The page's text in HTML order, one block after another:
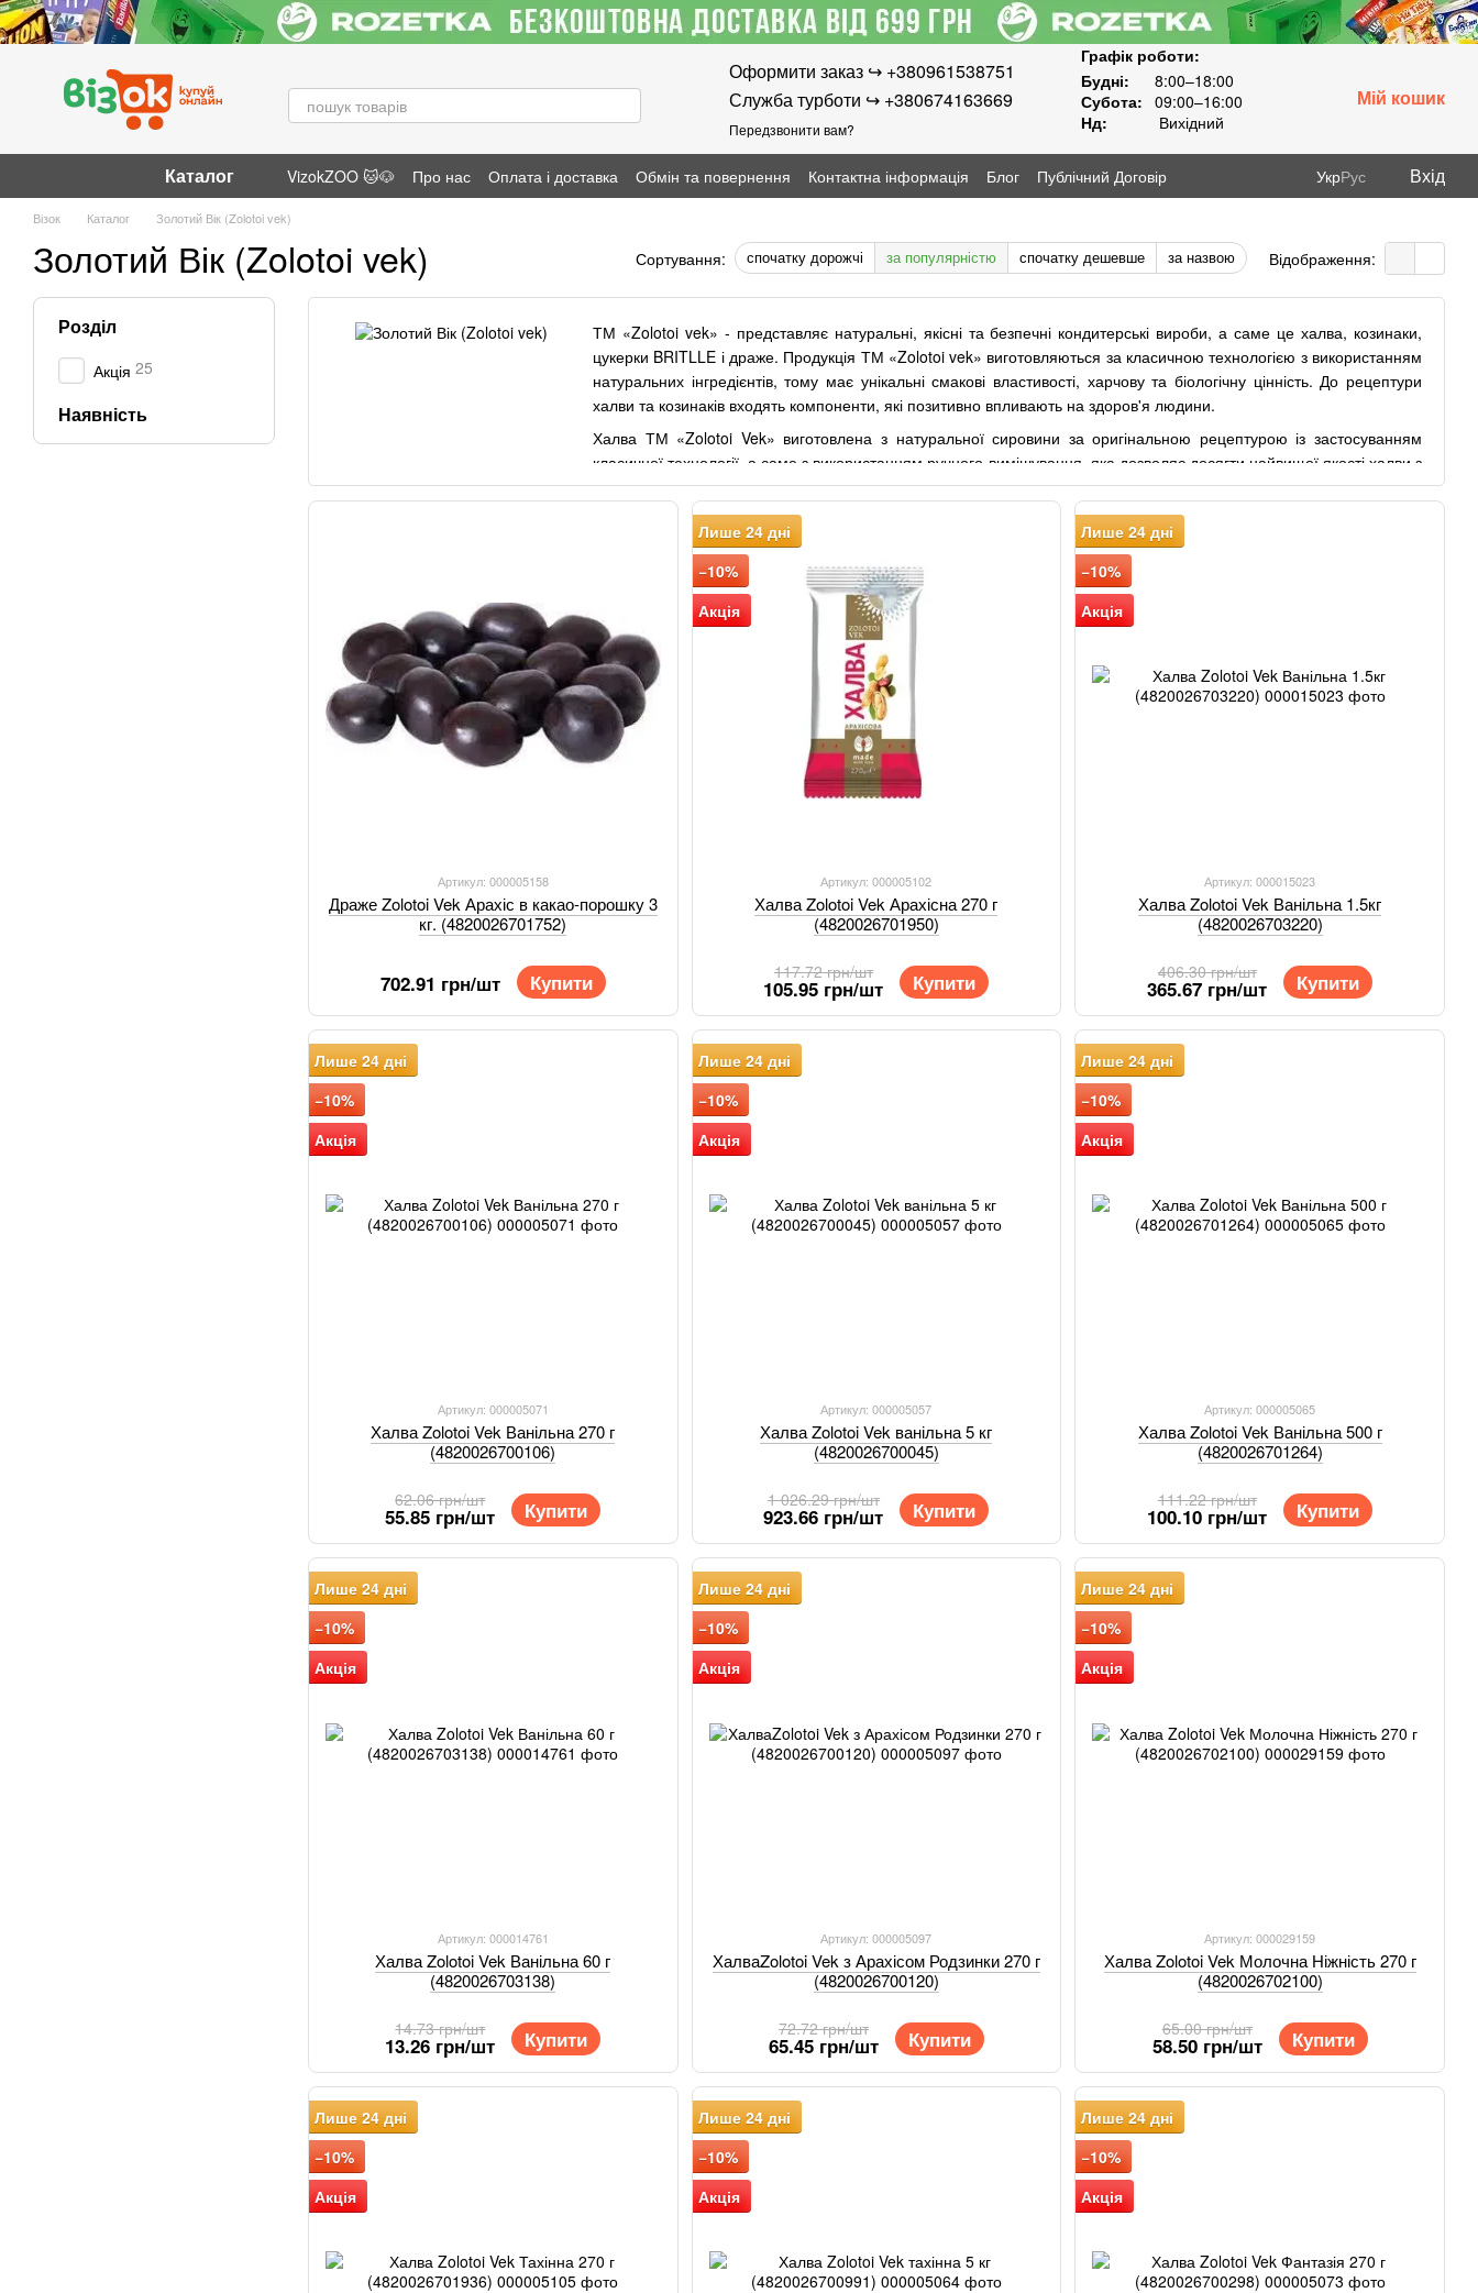
Перейти до основного контенту
Оформити заказ ↪︎ +380961538751
Служба турботи ↪︎ +380674163669
Передзвонити вам?
Графік роботи:
Будні:
8:00–18:00
Субота: 09:00–16:00
Нд:
Вихідний
Мій кошик
Каталог VizokZOO 🐱🐶 Про нас Оплата і доставка Обмін та повернення Контактна інформація Блог
Публічний Договір
Відгуки про магазин
УкрРус Вхід
Візок Каталог Золотий Вік (Zolotoi vek)
Золотий Вік (Zolotoi vek) Сортування: спочатку дорожчі за популярністю спочатку дешевше за назвою Відображення:
ТМ «Zolotoi vek» - представляє натуральні, якісні та безпечні кондитерські вироби, а саме це халва, козинаки,
цукерки BRITLLE і драже. Продукція ТМ «Zolotoi vek» виготовляються за класичною технологією з використанням
натуральних інгредієнтів, тому має унікальні смакові властивості, харчову та біологічну цінність. До рецептури
халви та козинаків входять компоненти, які позитивно впливають на здоров'я людини.
Халва ТМ «Zolotoi Vek» виготовлена з натуральної сировини за оригінальною рецептурою із застосуванням
класичної технології, а саме з використанням ручного вимішування, яка дозволяє досягти найвищої якості халви з
тонковолокнистої, ніжною, злегка розсипчастою структурою. Для виробництва халви використовують насіння
соняшникове, кунжутне, ядра арахісу, цукор, патоку, відвар лакричного кореня, ароматичні речовини та інші
Солодощі ТМ «Zolotoi vek» експортуються в понад 45 країн світу серед яких: Німеччина, Англія, Австрія,
Португалія, Італія, Болгарія, Іспанія, Австралія, Польща, Румунія, Греція, Чехія.
В інтернет - магазині Візок Ви можете ознайомитись з асортиментом, прибдати та поласувати смаколиками ТМ
«Zolotoi vek»!
Артикул: 000005158
Драже Zolotoi Vek Арахіс в какао-порошку 3
кг. (4820026701752)
702.91 грн/шт Купити
Лише 24 дні
−10%
Акція
Артикул: 000005102
Халва Zolotoi Vek Арахісна 270 г
(4820026701950)
117.72 грн/шт
105.95 грн/шт Купити
Лише 24 дні
−10%
Акція
Артикул: 000015023
Халва Zolotoi Vek Ванільна 1.5кг
(4820026703220)
406.30 грн/шт
365.67 грн/шт Купити
Лише 24 дні
−10%
Акція
Артикул: 000005071
Халва Zolotoi Vek Ванільна 270 г
(4820026700106)
62.06 грн/шт
55.85 грн/шт Купити
Лише 24 дні
−10%
Акція
Артикул: 000005057
Халва Zolotoi Vek ванільна 5 кг
(4820026700045)
1 026.29 грн/шт
923.66 грн/шт Купити
Лише 24 дні
−10%
Акція
Артикул: 000005065
Халва Zolotoi Vek Ванільна 500 г
(4820026701264)
111.22 грн/шт
100.10 грн/шт Купити
Лише 24 дні
−10%
Акція
Артикул: 000014761
Халва Zolotoi Vek Ванільна 60 г
(4820026703138)
14.73 грн/шт
13.26 грн/шт Купити
Лише 24 дні
−10%
Акція
Артикул: 000005097
ХалваZolotoi Vek з Арахісом Родзинки 270 г
(4820026700120)
72.72 грн/шт
65.45 грн/шт Купити
Лише 24 дні
−10%
Акція
Артикул: 000029159
Халва Zolotoi Vek Молочна Ніжність 270 г
(4820026702100)
65.00 грн/шт
58.50 грн/шт Купити
Лише 24 дні
−10%
Акція
Лише 24 дні
−10%
Акція
Лише 24 дні
−10%
Акція
Розділ
Акція 25
Наявність